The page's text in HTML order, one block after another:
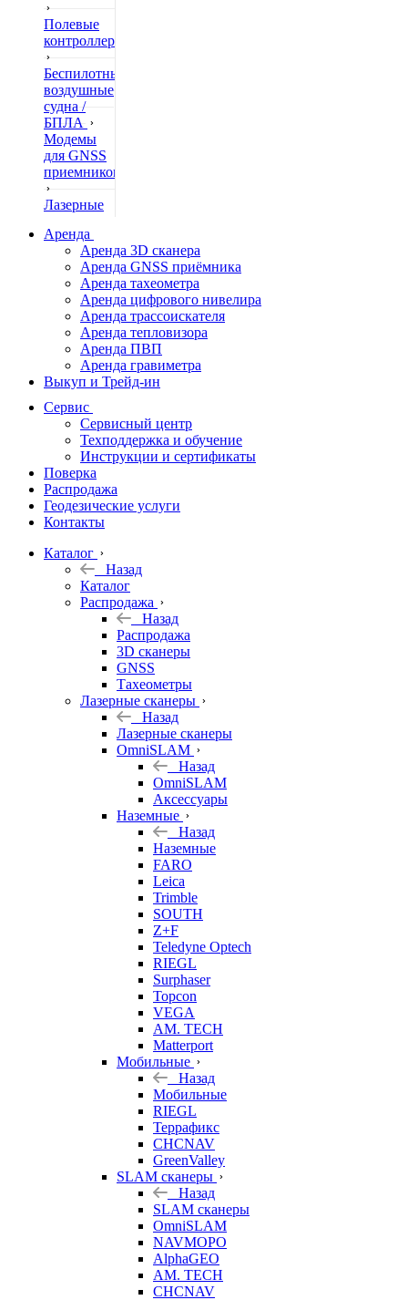
Полевые
контроллеры
Беспилотные
воздушные
судна /
БПЛА
Модемы
для GNSS
приемников
Лазерные
Нивелиры
Теодолиты
Трассоискатели
Неразрушающий
контроль
Аксессуары
Софт
Георадары
Акции
Гидрография
Подбор
оборудования
по задачам
Архив
Геодезическое
оборудование
Аренда
Аренда 3D сканера
Аренда GNSS приёмника
Аренда тахеометра
Аренда цифрового нивелира
Аренда трассоискателя
Аренда тепловизора
Аренда ПВП
Аренда гравиметра
Выкуп и Трейд-ин
Сервис
Сервисный центр
Техподдержка и обучение
Инструкции и сертификаты
Поверка
Распродажа
Геодезические услуги
Контакты
Каталог
Назад
Каталог
Распродажа
Назад
Распродажа
3D сканеры
GNSS
Тахеометры
Лазерные сканеры
Назад
Лазерные сканеры
OmniSLAM
Назад
OmniSLAM
Аксессуары
Наземные
Назад
Наземные
FARO
Leica
Trimble
SOUTH
Z+F
Teledyne Optech
RIEGL
Surphaser
Topcon
VEGA
AM. TECH
Matterport
Мобильные
Назад
Мобильные
RIEGL
Террафикс
CHCNAV
GreenValley
SLAM сканеры
Назад
SLAM сканеры
OmniSLAM
NAVMOPO
AlphaGEO
AM. TECH
CHCNAV